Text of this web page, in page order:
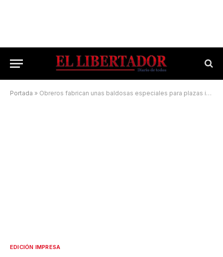
Portada » Obreros fabrican unas baldosas especiales para plazas inclusivas
EDICIÓN IMPRESA